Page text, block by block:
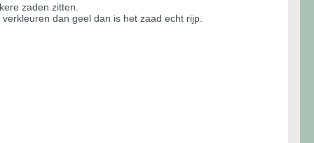
zaden zitten.
dan geel dan is het zaad echt rijp.